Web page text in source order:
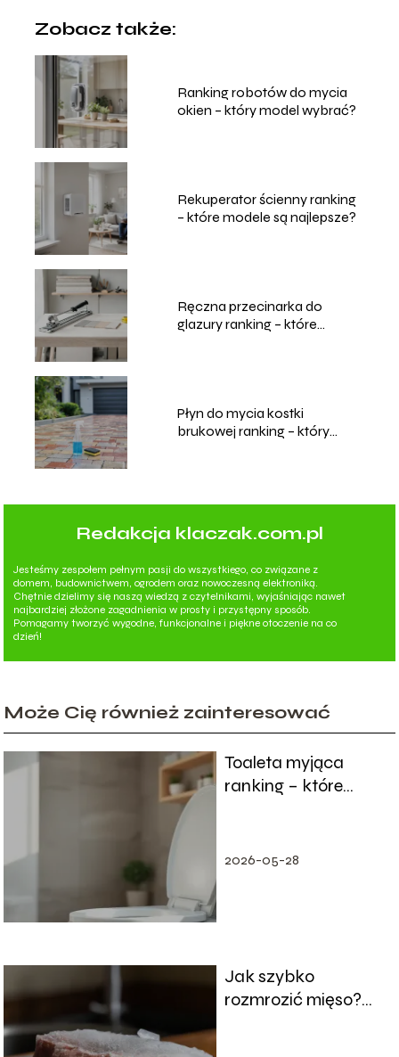
Zobacz także:
Ranking robotów do mycia
okien – który model wybrać?
Rekuperator ścienny ranking
– które modele są najlepsze?
Ręczna przecinarka do
glazury ranking – które
Płyn do mycia kostki
brukowej ranking – który
Redakcja klaczak.com.pl
Jesteśmy zespołem pełnym pasji do wszystkiego, co związane z
domem, budownictwem, ogrodem oraz nowoczesną elektroniką.
Chętnie dzielimy się naszą wiedzą z czytelnikami, wyjaśniając nawet
najbardziej złożone zagadnienia w prosty i przystępny sposób.
Pomagamy tworzyć wygodne, funkcjonalne i piękne otoczenie na co
dzień!
Może Cię również zainteresować
Toaleta myjąca
ranking – które
2026-05-28
Jak szybko
rozmrozić mięso?